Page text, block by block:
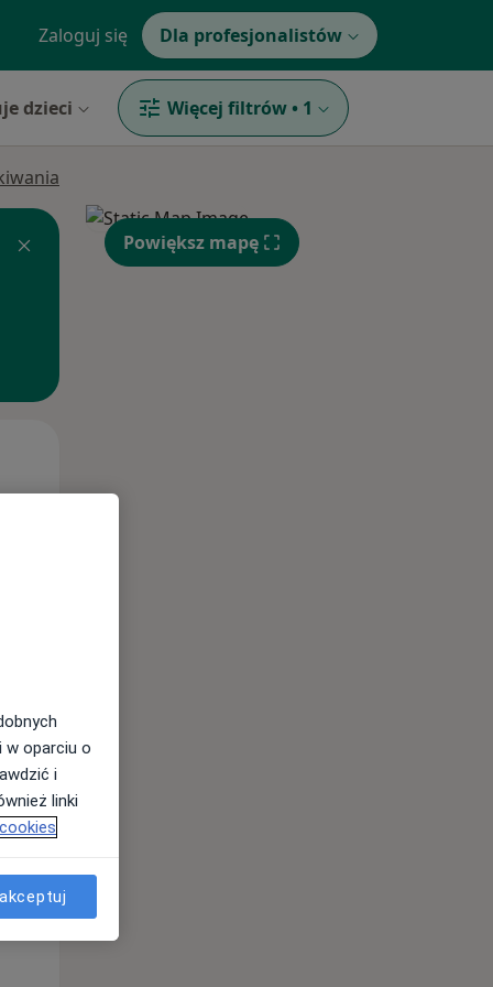
Zaloguj się Dla profesjonalistów
dzieci Więcej filtrów • 1
Wt,
Powiększ mapę
w oparciu o
i
linki